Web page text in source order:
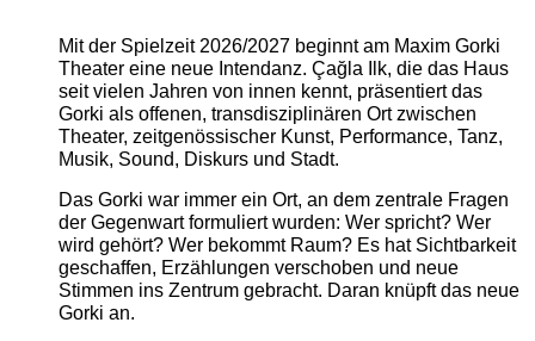
Mit der Spielzeit 2026/2027 beginnt am Maxim Gorki
Theater eine neue Intendanz. Çağla Ilk, die das Haus
seit vielen Jahren von innen kennt, präsentiert das
Gorki als offenen, transdisziplinären Ort zwischen
Theater, zeitgenössischer Kunst, Performance, Tanz,
Musik, Sound, Diskurs und Stadt.
Das Gorki war immer ein Ort, an dem zentrale Fragen
der Gegenwart formuliert wurden: Wer spricht? Wer
wird gehört? Wer bekommt Raum? Es hat Sichtbarkeit
geschaffen, Erzählungen verschoben und neue
Stimmen ins Zentrum gebracht. Daran knüpft das neue
Gorki an.